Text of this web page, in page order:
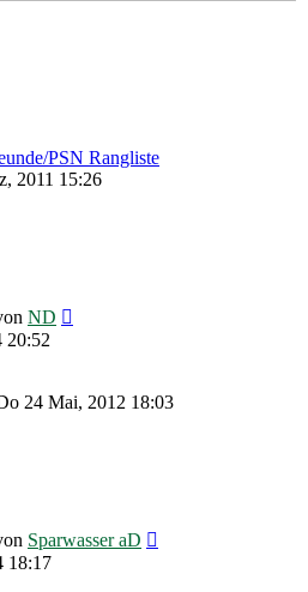
PSN Rangliste
2011 15:26
ND
20:52
24 Mai, 2012 18:03
Sparwasser aD
18:17